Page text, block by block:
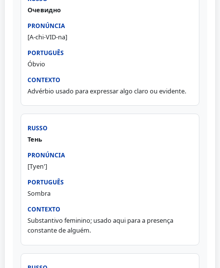
Очевидно
[A-chi-VID-na]
Óbvio
Advérbio usado para expressar algo claro ou evidente.
Тень
[Tyen']
Sombra
Substantivo feminino; usado aqui para a presença
constante de alguém.